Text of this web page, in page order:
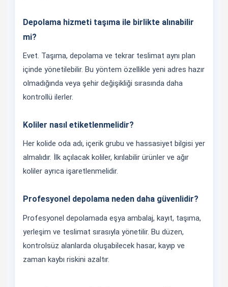
Depolama hizmeti taşıma ile birlikte alınabilir
mi?
Evet. Taşıma, depolama ve tekrar teslimat aynı plan
içinde yönetilebilir. Bu yöntem özellikle yeni adres hazır
olmadığında veya şehir değişikliği sırasında daha
kontrollü ilerler.
Koliler nasıl etiketlenmelidir?
Her kolide oda adı, içerik grubu ve hassasiyet bilgisi yer
almalıdır. İlk açılacak koliler, kırılabilir ürünler ve ağır
koliler ayrıca işaretlenmelidir.
Profesyonel depolama neden daha güvenlidir?
Profesyonel depolamada eşya ambalaj, kayıt, taşıma,
yerleşim ve teslimat sırasıyla yönetilir. Bu düzen,
kontrolsüz alanlarda oluşabilecek hasar, kayıp ve
zaman kaybı riskini azaltır.